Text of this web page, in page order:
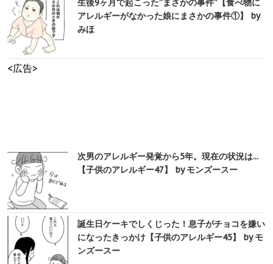
生後9ヶ月で起こった”まさかの事件”【食べ物に
アレルギーがなかった娘にまさかの事件①】 by
みほ
<広告>
次男のアレルギー発覚から5年。現在の状況は...
【子供のアレルギー47】 by モンズースー
誕生日ケーキでしくじった！息子がチョコを嫌い
になったきっかけ【子供のアレルギー45】 by モ
ンズースー